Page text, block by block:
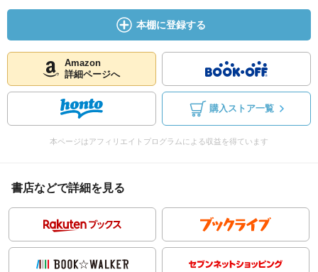
本棚に登録する
Amazon
詳細ページへ
購入ストア一覧
本ページはアフィリエイトプログラムによる収益を得ています
書店などで詳細を見る